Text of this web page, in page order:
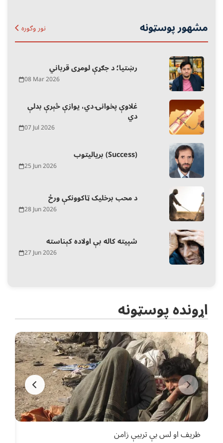
مشهور پوسټونه نور وګوره
رښتیا؛ د جګړې لومړی قرباني
08 Mar 2026
غلاوې پخوانۍ دي، یوازې څېرې بدلې
دي
07 Jul 2026
بریالیتوب (Success)
25 Jun 2026
د محب برخلیک ټاکوونکې ورځ
28 Jun 2026
شپیته کاله بې اولاده کېناسته
27 Jun 2026
اړونده پوسټونه
ظریف او لس بې تربیې زامن